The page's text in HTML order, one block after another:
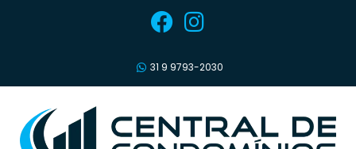
31 9 9793-2030